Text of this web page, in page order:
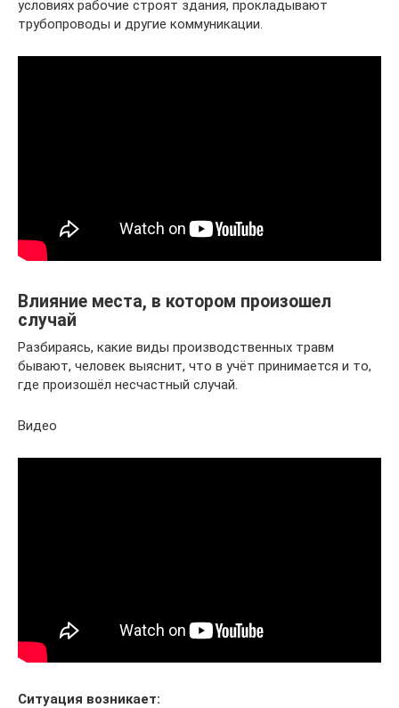
условиях рабочие строят здания, прокладывают
трубопроводы и другие коммуникации.
Влияние места, в котором произошел
случай
Разбираясь, какие виды производственных травм
бывают, человек выяснит, что в учёт принимается и то,
где произошёл несчастный случай.
Видео
Ситуация возникает: